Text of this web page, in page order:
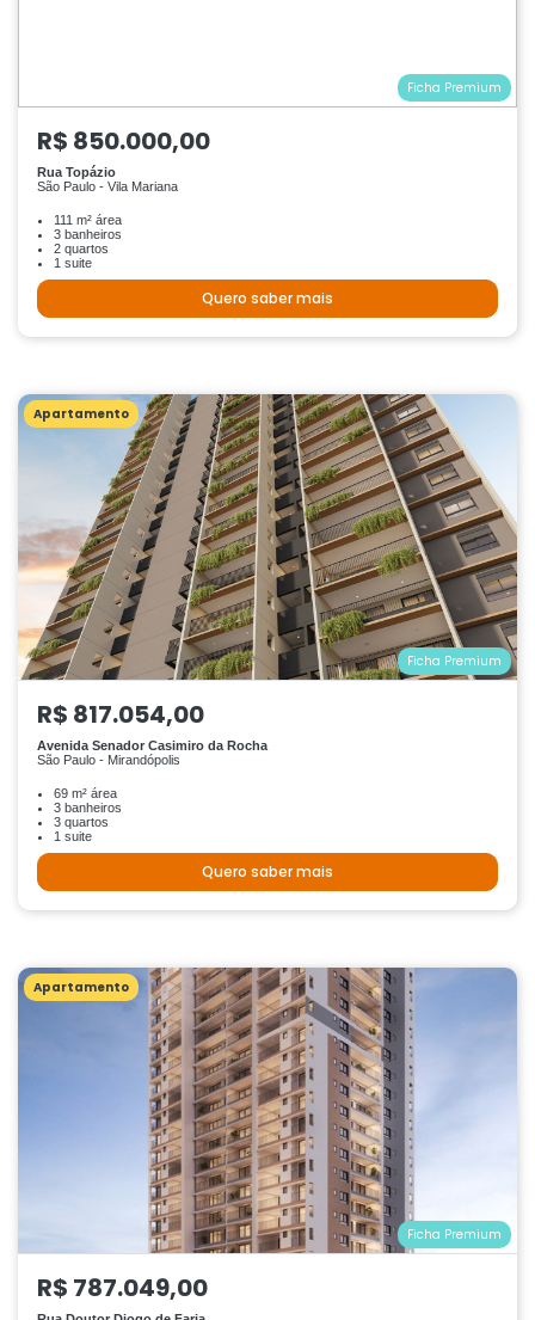
Ficha Premium
R$ 850.000,00
Rua Topázio
São Paulo - Vila Mariana
111 m² área
3 banheiros
2 quartos
1 suite
Quero saber mais
Apartamento
Ficha Premium
R$ 817.054,00
Avenida Senador Casimiro da Rocha
São Paulo - Mirandópolis
69 m² área
3 banheiros
3 quartos
1 suite
Quero saber mais
Apartamento
Ficha Premium
R$ 787.049,00